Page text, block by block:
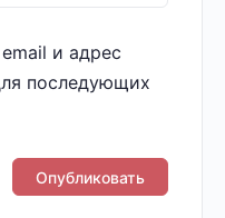
и адрес
последующих